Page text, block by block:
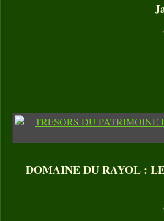
DOMAINE DU RAYOL :